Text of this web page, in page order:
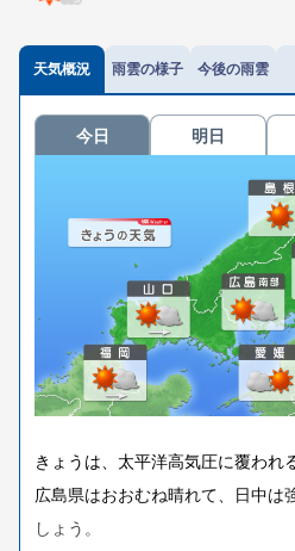
天気概況 雨雲の様子 今後の雨雲
今日 明日
きょうは、太平洋高気圧に覆われ
広島県はおおむね晴れて、日中は
しょう。